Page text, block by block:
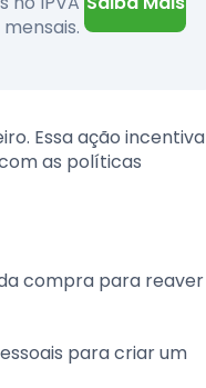
Essa ação incentiva
as políticas
compra para reaver
para criar um